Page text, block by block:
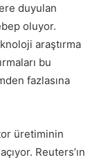
duyulan
oluyor.
araştırma
bu
fazlasına
üretiminin
Reuters’ın